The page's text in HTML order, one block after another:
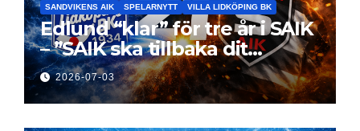
SANDVIKENS AIK SPELARNYTT VILLA LIDKÖPING BK
Edlund “klar” för tre år i SAIK
– ”SAIK ska tillbaka dit
klubben hör hemma”
2026-07-03